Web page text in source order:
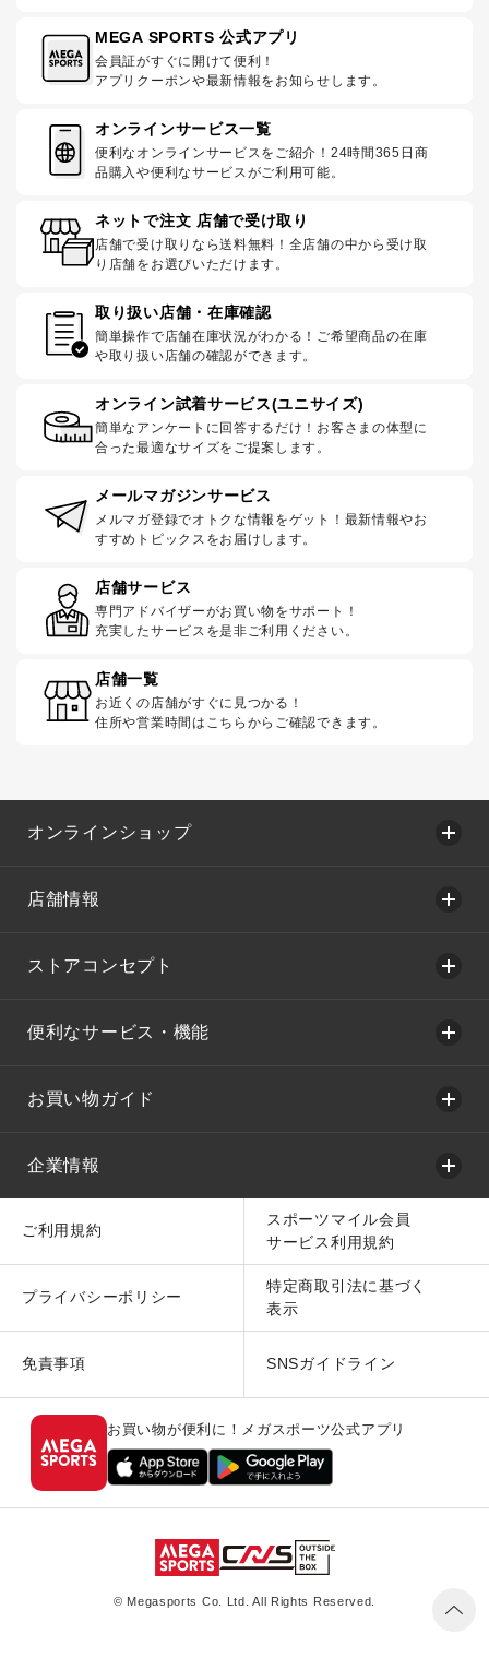
MEGA SPORTS 公式アプリ
会員証がすぐに開けて便利！
アプリクーポンや最新情報をお知らせします。
オンラインサービス一覧
便利なオンラインサービスをご紹介！24時間365日商
品購入や便利なサービスがご利用可能。
ネットで注文 店舗で受け取り
店舗で受け取りなら送料無料！全店舗の中から受け取
り店舗をお選びいただけます。
取り扱い店舗・在庫確認
簡単操作で店舗在庫状況がわかる！ご希望商品の在庫
や取り扱い店舗の確認ができます。
オンライン試着サービス(ユニサイズ)
簡単なアンケートに回答するだけ！お客さまの体型に
合った最適なサイズをご提案します。
メールマガジンサービス
メルマガ登録でオトクな情報をゲット！最新情報やお
すすめトピックスをお届けします。
店舗サービス
専門アドバイザーがお買い物をサポート！
充実したサービスを是非ご利用ください。
店舗一覧
お近くの店舗がすぐに見つかる！
住所や営業時間はこちらからご確認できます。
オンラインショップ
店舗情報
ストアコンセプト
便利なサービス・機能
お買い物ガイド
企業情報
ご利用規約
スポーツマイル会員
サービス利用規約
プライバシーポリシー
特定商取引法に基づく
表示
免責事項 SNSガイドライン
お買い物が便利に！メガスポーツ公式アプリ
© Megasports Co. Ltd. All Rights Reserved.